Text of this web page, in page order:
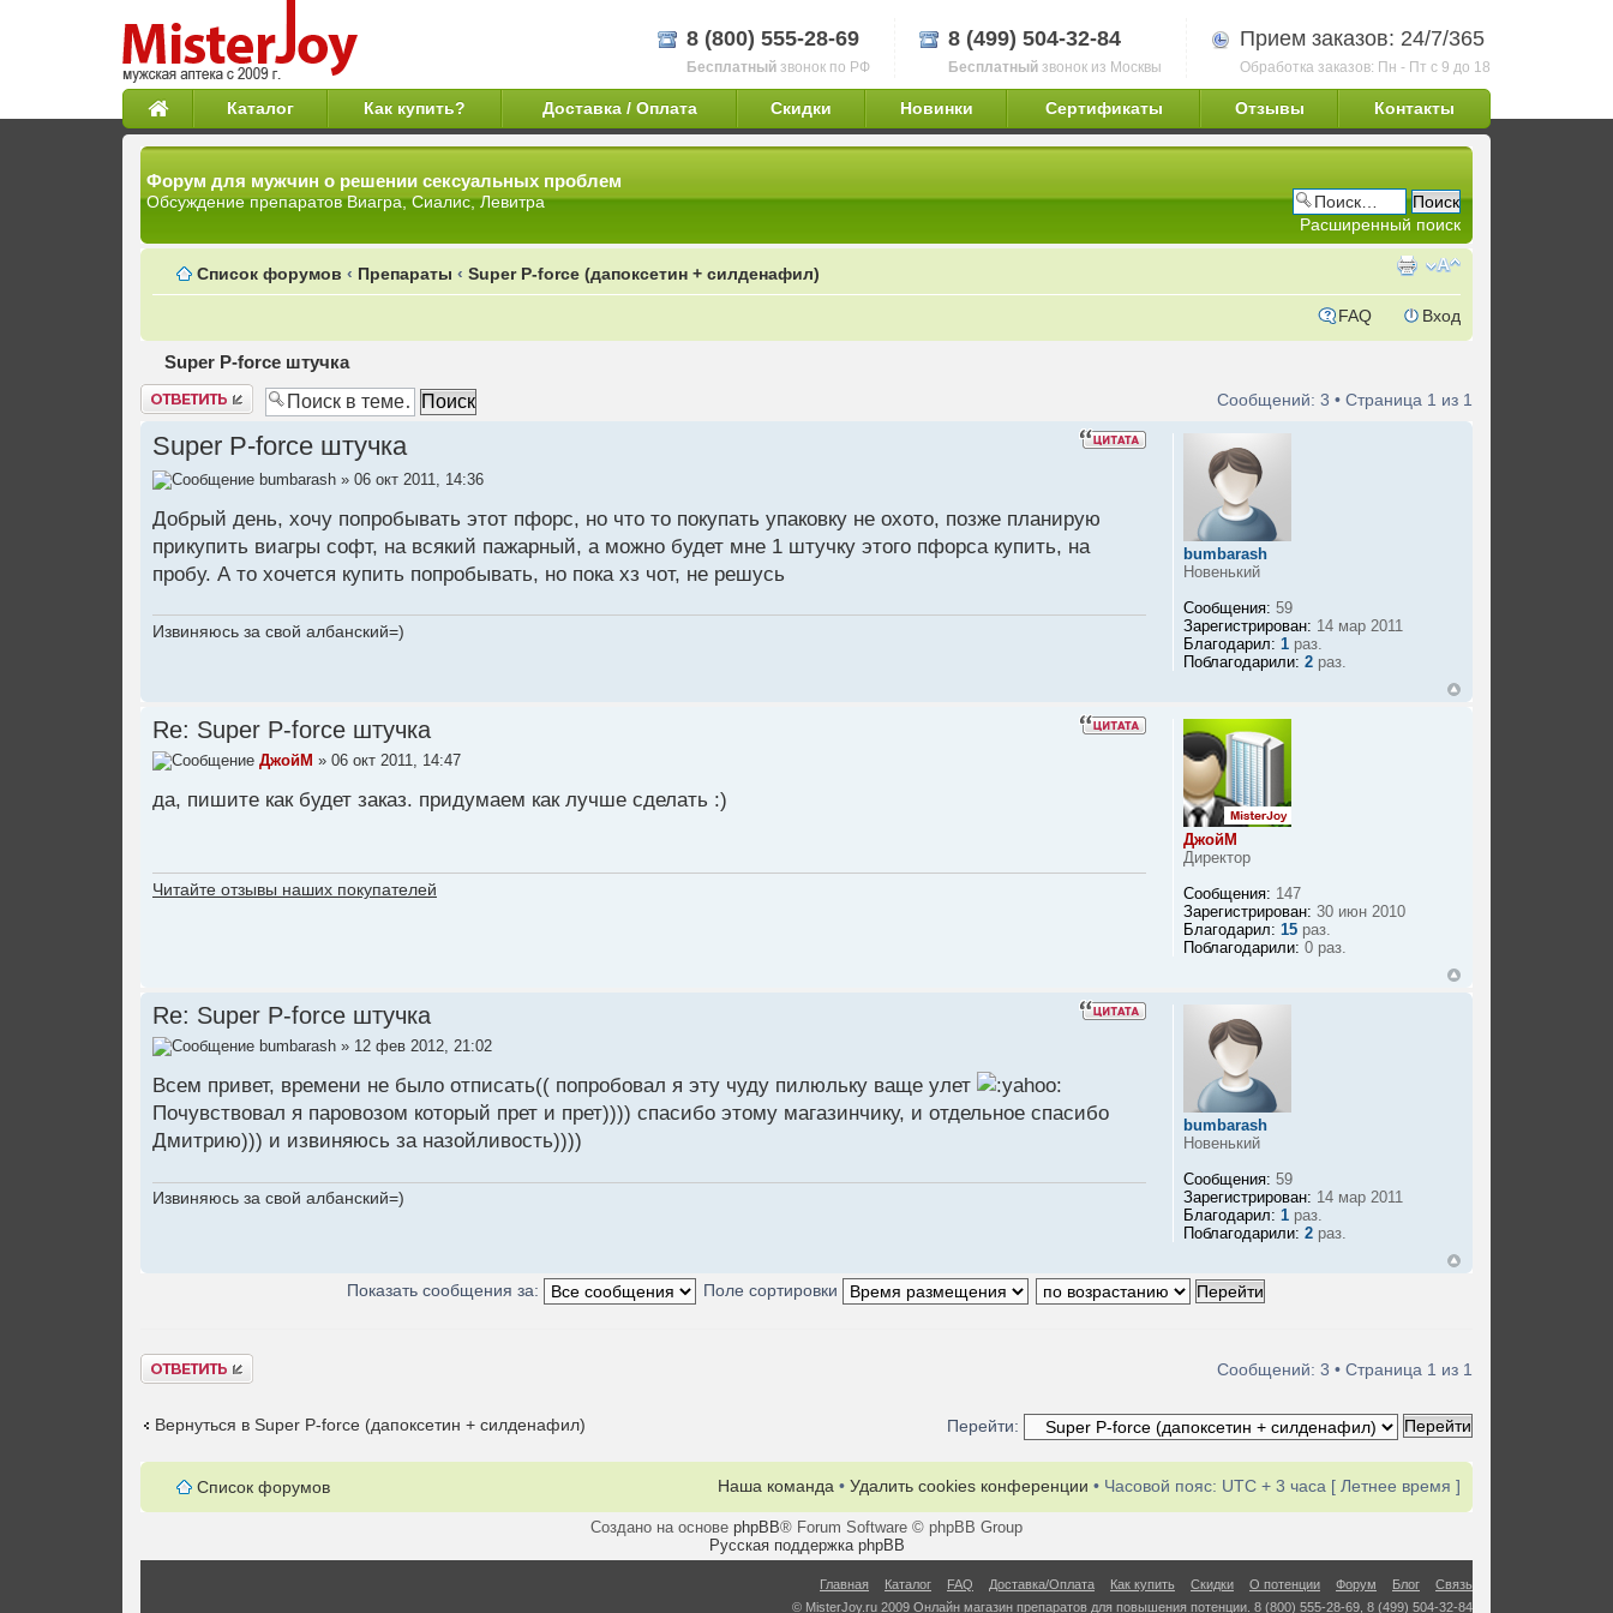
8 (800) 555-28-69
Бесплатный звонок по РФ
8 (499) 504-32-84
Бесплатный звонок из Москвы
Прием заказов: 24/7/365
Обработка заказов: Пн - Пт с 9 до 18
Каталог Как купить? Доставка / Оплата Скидки Новинки Сертификаты Отзывы Контакты
Форум для мужчин о решении сексуальных проблем
Обсуждение препаратов Виагра, Сиалис, Левитра
Расширенный поиск
Список форумов ‹ Препараты ‹ Super P-force (дапоксетин + силденафил)
FAQ Вход
Super P-force штучка
Ответить Сообщений: 3 • Страница 1 из 1
Super P-force штучка
bumbarash » 06 окт 2011, 14:36
Добрый день, хочу попробывать этот пфорс, но что то покупать упаковку не охото, позже планирую
прикупить виагры софт, на всякий пажарный, а можно будет мне 1 штучку этого пфорса купить, на
пробу. А то хочется купить попробывать, но пока хз чот, не решусь
Извиняюсь за свой албанский=)
bumbarash
Новенький
Сообщения: 59
Зарегистрирован: 14 мар 2011
Благодарил: 1 раз.
Поблагодарили: 2 раз.
Re: Super P-force штучка
ДжойМ » 06 окт 2011, 14:47
да, пишите как будет заказ. придумаем как лучше сделать :)
Читайте отзывы наших покупателей
ДжойМ
Директор
Сообщения: 147
Зарегистрирован: 30 июн 2010
Благодарил: 15 раз.
Поблагодарили: 0 раз.
Re: Super P-force штучка
bumbarash » 12 фев 2012, 21:02
Всем привет, времени не было отписать(( попробовал я эту чуду пилюльку ваще улет
Почувствовал я паровозом который прет и прет)))) спасибо этому магазинчику, и отдельное спасибо
Дмитрию))) и извиняюсь за назойливость))))
Извиняюсь за свой албанский=)
bumbarash
Новенький
Сообщения: 59
Зарегистрирован: 14 мар 2011
Благодарил: 1 раз.
Поблагодарили: 2 раз.
Показать сообщения за: Поле сортировки
Ответить Сообщений: 3 • Страница 1 из 1
Вернуться в Super P-force (дапоксетин + силденафил) Перейти:
Список форумов Наша команда • Удалить cookies конференции • Часовой пояс: UTC + 3 часа [ Летнее время ]
Создано на основе phpBB® Forum Software © phpBB Group
Русская поддержка phpBB
Главная Каталог FAQ Доставка/Оплата Как купить Скидки О потенции Форум Блог
Связь
© MisterJoy.ru 2009 Онлайн магазин препаратов для повышения потенции. 8 (800) 555-28-69, 8 (499) 504-32-84